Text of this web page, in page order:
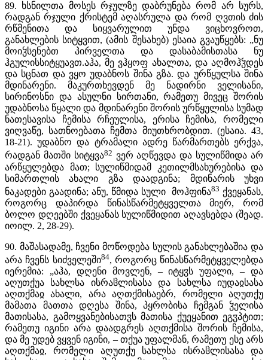
89. ხსნილთა მოსეს რჯულზე დაბრუნება რომ არ სურს,
რადგან რჯული ქრისტემ აღასრულა და რომ ღვთის ძის
რწმენითა და სიყვარულით უნდა ვიცხოვროთ,
განახლების სიტყვით, (ამის შესახებ) ესაია გვაუწყებს: „ნუ
მოიჴსენებთ პირველთა და დასაბამისთასა ნუ
ჰგულისსიტყუავთ.აჰა, მე ვჰყოფ ახალთა, და აღმოჰჴდეს
და სცნათ და ვყო უდაბნოს შინა გზა. და ურწყულსა შინა
მდინარენი. მაკურთხევდენ მე ნადირნი ველისანი,
სირინოსნი და ასულნი სირთანი, რამეთუ მივეც შორის
უდაბნოსა წყალი და მდინარენი შორის ურწყულისა სუმად
ნათესავისა ჩემისა რჩეულისა, ერისა ჩემისა, რომელი
ვიღვაწე, სათნოებათა ჩემთა მიუთხრობდით. (ესაია. 43,
18-21). უდაბნო და ტრამალი ადრე წარმართებს ერქვა,
რადგან მათში სიტყვა82 ვერ აღწევდა და სულიწმიდა არ
არწყულებდა მათ; სულიწმიდამ კეთილმსახურებისა და
სიმართლის ახალი გზა დაადგინა; მდინარის უხვი
ნაკადები გაადინა; ანუ, წმიდა სული მოჰფინა83 ქვეყანას,
როგორც დაპირდა წინასწარმეტყველთა მიერ, რომ
ბოლო დღეებში ქვეყანას სულიწმიდით აღავსებდა (შეად.
იოილ. 2, 28-29).
90. მაშასადამე, ჩვენი მოწოდება სულის განახლებაშია და
არა ჩვენს სიძველეში84, როგორც წინასწარმეტყველებდა
იერემია: „აჰა, დღენი მოვლენ, – იტყჳს უფალი, – და
აღუთქუა სახლსა ისრაჱლისასა და სახლსა იუდაჲსასა
აღთქმაჲ ახალი, არა აღთქმისაებრ, რომელი აღუთქუ
მამათა მათთა დღესა შინა, პყრობისა ჩემგან ჴელისა
მათისასა, გამოყვანებისათჳს მათისა ქუეყანით ეგჳპტით;
რამეთუ იგინი არა დაადგრეს აღთქმისა შორის ჩემისა,
და მე უდებ ვყვენ იგინი, – თქუა უფალმან, რამეთუ ესე არს
აღთქმაჲ, რომელი აღუთქუ სახლსა ისრაჱლისასა და